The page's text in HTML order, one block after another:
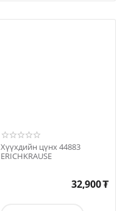
Хүүхдийн цүнх 44883
ERICHKRAUSE
32,900₮